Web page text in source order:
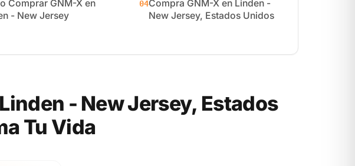
Comprar GNM-X en
- New Jersey
04Compra GNM-X en Linden -
New Jersey, Estados Unidos
- New Jersey, Estados
Tu Vida